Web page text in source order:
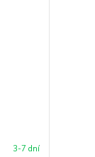
3-7 dní